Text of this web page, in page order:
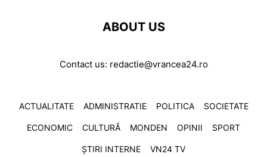
ABOUT US
Contact us: redactie@vrancea24.ro
ACTUALITATE ADMINISTRATIE POLITICA SOCIETATE
ECONOMIC CULTURĂ MONDEN OPINII SPORT
ȘTIRI INTERNE VN24 TV